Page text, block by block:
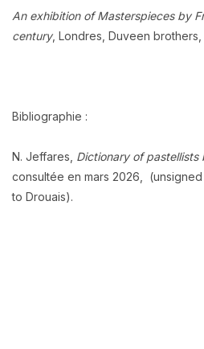
An exhibition of Masterspieces by
century, Londres, Duveen brothers,
Bibliographie :
N. Jeffares, Dictionary of pastellists
consultée en mars 2026,
to Drouais).